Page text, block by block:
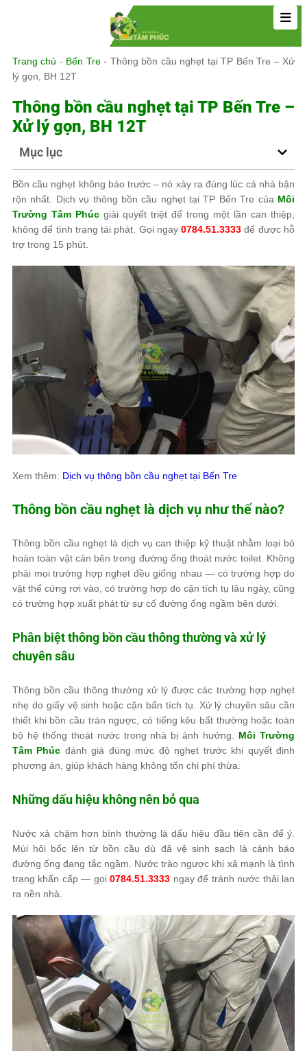
Trang chủ - Bến Tre- Thông bồn cầu nghẹt tại TP Bến Tre – Xử
lý gọn, BH 12T
Thông bồn cầu nghẹt tại TP Bến Tre –
Xử lý gọn, BH 12T
Mục lục
Bồn cầu nghẹt không báo trước – nó xảy ra đúng lúc cả nhà bận
rộn nhất. Dịch vụ thông bồn cầu nghẹt tại TP Bến Tre của Môi
Trường Tâm Phúc giải quyết triệt để trong một lần can thiệp,
không để tình trạng tái phát. Gọi ngay0784.51.3333 để được hỗ
trợ trong 15 phút.
Xem thêm: Dịch vụ thông bồn cầu nghẹt tại Bến Tre
Thông bồn cầu nghẹt là dịch vụ như thế nào?
Thông bồn cầu nghẹt là dịch vụ can thiệp kỹ thuật nhằm loại bỏ
hoàn toàn vật cản bên trong đường ống thoát nước toilet. Không
phải mọi trường hợp nghẹt đều giống nhau — có trường hợp do
vật thể cứng rơi vào, có trường hợp do cặn tích tụ lâu ngày, cũng
có trường hợp xuất phát từ sự cố đường ống ngầm bên dưới.
Phân biệt thông bồn cầu thông thường và xử lý
chuyên sâu
Thông bồn cầu thông thường xử lý được các trường hợp nghẹt
nhẹ do giấy vệ sinh hoặc cặn bẩn tích tụ. Xử lý chuyên sâu cần
thiết khi bồn cầu tràn ngược, có tiếng kêu bất thường hoặc toàn
bộ hệ thống thoát nước trong nhà bị ảnh hưởng. Môi Trường
Tâm Phúc đánh giá đúng mức độ nghẹt trước khi quyết định
phương án, giúp khách hàng không tốn chi phí thừa.
Những dấu hiệu không nên bỏ qua
Nước xả chậm hơn bình thường là dấu hiệu đầu tiên cần để ý.
Mùi hôi bốc lên từ bồn cầu dù đã vệ sinh sạch là cảnh báo
đường ống đang tắc ngầm. Nước trào ngược khi xả mạnh là tình
trạng khẩn cấp — gọi0784.51.3333 ngay để tránh nước thải lan
ra nền nhà.